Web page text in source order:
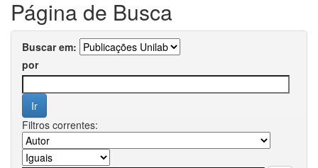
Página de Busca
Buscar em:
por
Filtros correntes: